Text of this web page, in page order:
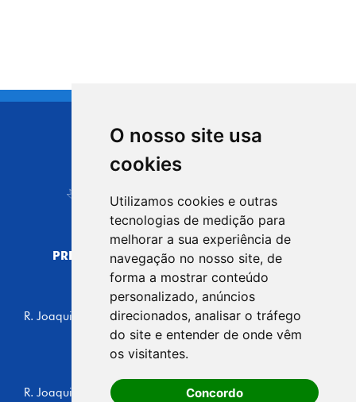
O nosso site usa
cookies
Utilizamos cookies e outras
tecnologias de medição para
melhorar a sua experiência de
navegação no nosso site, de
forma a mostrar conteúdo
personalizado, anúncios
direcionados, analisar o tráfego
do site e entender de onde vêm
os visitantes.
Concordo
CIDADE DE
Carapicuíba
PREFEITURA MUNICIPAL DE CARAPICUÍBA
CNPJ: 44.892.693/0001-40
CENTRO ADMINISTRATIVO
R. Joaquim das Neves, 211 - Vila Caldas, Carapicuíba/SP
CEP: 06310-030, Brasil
Telefone: 4164-5500
GABINETE DO PREFEITO
R. Joaquim das Neves, 205 - Vila Caldas, Carapicuíba/SP